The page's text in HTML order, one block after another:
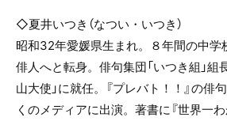
◇夏井いつき（なつい・いつき）
昭和32年愛媛県生まれ。８年間の中学
俳人へと転身。俳句集団「いつき組」組
山大使」に就任。『プレバト！！』の俳
くのメディアに出演。著書に『世界一